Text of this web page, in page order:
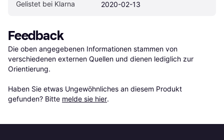
Gelistet bei Klarna 2020-02-13
Feedback
Die oben angegebenen Informationen stammen von
verschiedenen externen Quellen und dienen lediglich zur
Orientierung.
Haben Sie etwas Ungewöhnliches an diesem Produkt
gefunden? Bitte melde sie hier.